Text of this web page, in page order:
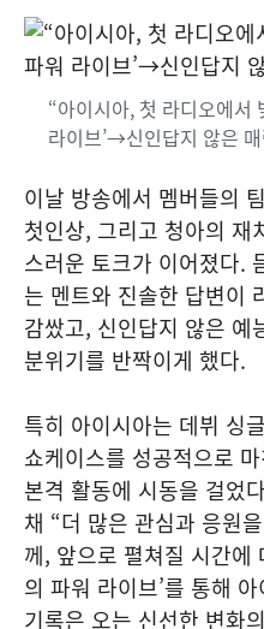
“아이시아, 첫 라디오에서
라이브’→신인답지 않은
이날 방송에서 멤버들의
첫인상, 그리고 청아의 재
스러운 토크가 이어졌다.
는 멘트와 진솔한 답변이
감쌌고, 신인답지 않은 예
분위기를 반짝이게 했다.
특히 아이시아는 데뷔 싱
쇼케이스를 성공적으로
본격 활동에 시동을 걸었
채 “더 많은 관심과 응원
께, 앞으로 펼쳐질 시간에
의 파워 라이브’를 통해
기록은 오는 신선한 변화